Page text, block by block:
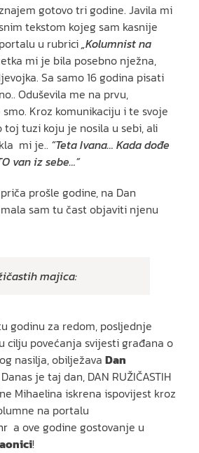
gotovo tri godine. Javila mi
tekstom kojeg sam kasnije
u rubrici„Kolumnist na
mi je bila posebno nježna,
Sa samo 16 godina pisati
Oduševila me na prvu,
Kroz komunikaciju i te svoje
toj tuzi koju je nosila u sebi, ali
mi je.. “Teta Ivana… Kada dođe
van iz sebe…”
prošle godine, na Dan
sam tu čast objaviti njenu
majica:
godinu za redom, posljednje
cilju povećanja svijesti građana o
nasilja, obilježava Dan
je taj dan, DAN RUŽIČASTIH
Mihaelina iskrena ispovijest kroz
na portalu
a ove godine gostovanje u
!